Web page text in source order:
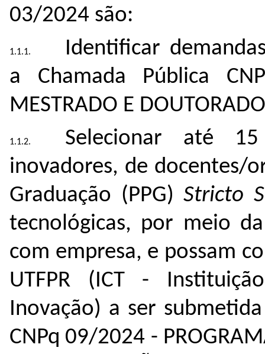
03/2024 são:
Identiﬁcar
a Chamada Pública
MESTRADO E
Selecionar até
inovadores, de docentes/
Graduação (PPG)Stricto
tecnológicas, por meio
com empresa, e possam
UTFPR (ICT -
Inovação) a ser
CNPq 09/2024 -